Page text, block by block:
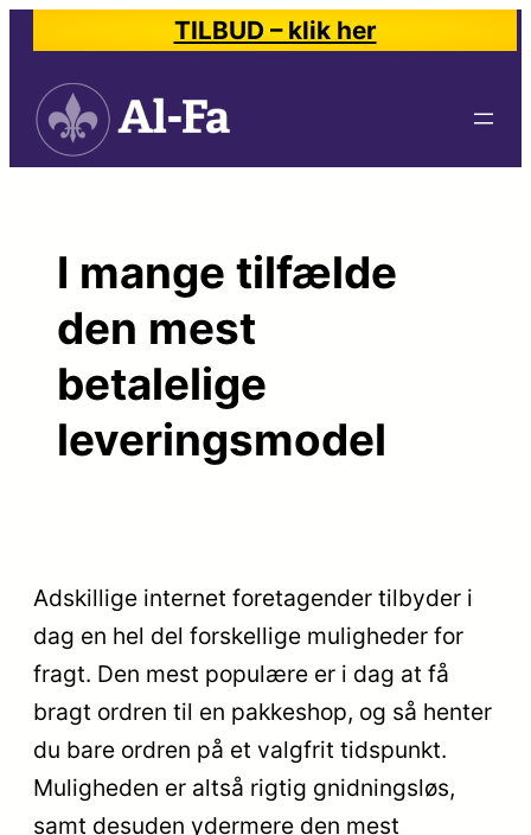
indhold
TILBUD – klik her
I mange tilfælde
den mest
betalelige
leveringsmodel
Adskillige internet foretagender tilbyder i
dag en hel del forskellige muligheder for
fragt. Den mest populære er i dag at få
bragt ordren til en pakkeshop, og så henter
du bare ordren på et valgfrit tidspunkt.
Muligheden er altså rigtig gnidningsløs,
samt desuden ydermere den mest